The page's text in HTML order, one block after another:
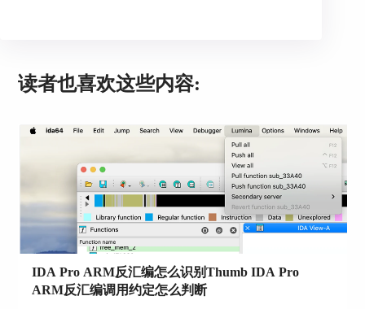
读者也喜欢这些内容:
IDA Pro ARM反汇编怎么识别Thumb IDA Pro
ARM反汇编调用约定怎么判断